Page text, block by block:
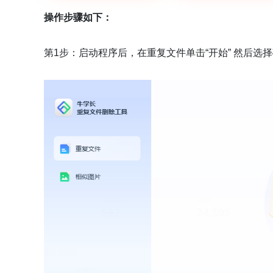
操作步骤如下：
第1步：启动程序后，在重复文件单击“开始” 然后选